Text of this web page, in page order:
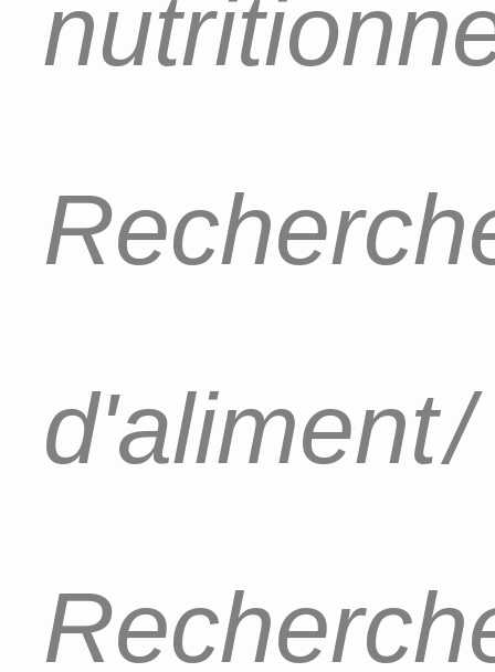
d'aliment